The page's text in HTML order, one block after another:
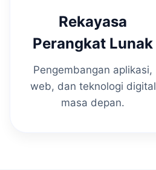
Rekayasa
Perangkat Lunak
Pengembangan aplikasi,
web, dan teknologi digital
masa depan.